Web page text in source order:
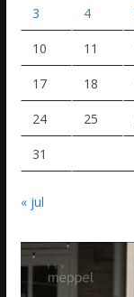
3 4
10 11
17 18
24 25
31
« jul